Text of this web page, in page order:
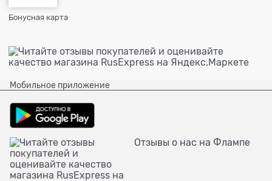
Бонусная карта
Мобильное приложение
Отзывы о нас на Флампе